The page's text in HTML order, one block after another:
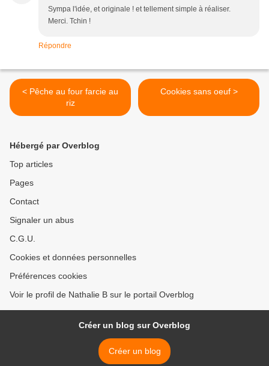
Sympa l'idée, et originale ! et tellement simple à réaliser.
Merci. Tchin !
Répondre
< Pêche au four farcie au
riz
Cookies sans oeuf >
Hébergé par Overblog
Top articles
Pages
Contact
Signaler un abus
C.G.U.
Cookies et données personnelles
Préférences cookies
Voir le profil de Nathalie B sur le portail Overblog
Créer un blog sur Overblog
Créer un blog